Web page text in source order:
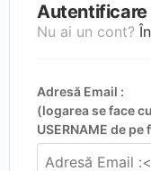
Autentificare
Nu ai un cont?
Adresă Email :
(logarea se face
USERNAME de pe